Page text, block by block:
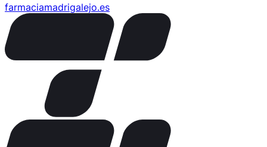
farmaciamadrigalejo.es